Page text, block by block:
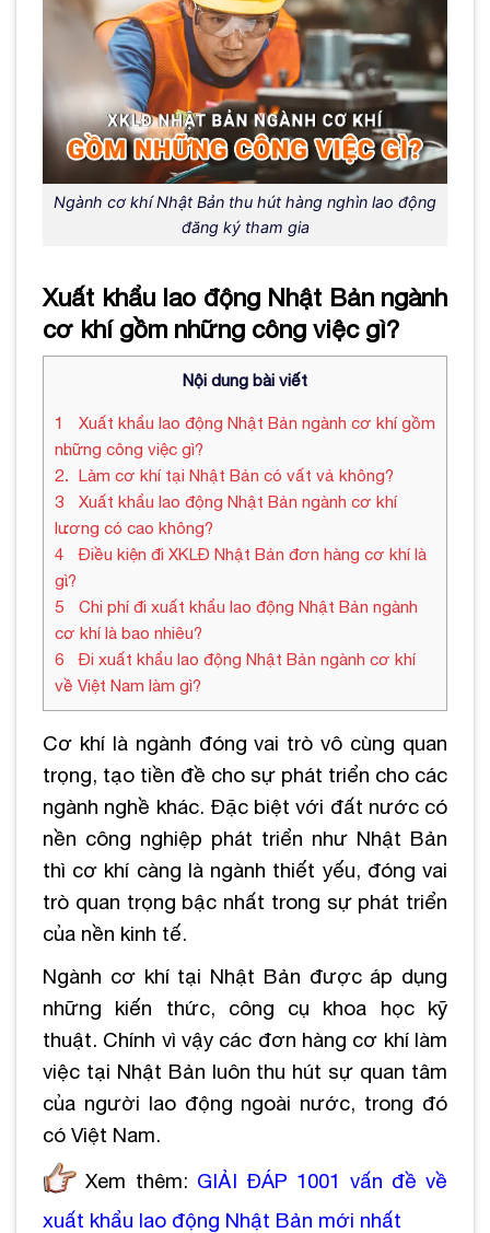
Ngành cơ khí Nhật Bản thu hút hàng nghìn lao động
đăng ký tham gia
Xuất khẩu lao động Nhật Bản ngành
cơ khí gồm những công việc gì?
Nội dung bài viết
1
Xuất khẩu lao động Nhật Bản ngành cơ khí gồm
những công việc gì?
2
Làm cơ khí tại Nhật Bản có vất vả không?
3
Xuất khẩu lao động Nhật Bản ngành cơ khí
lương có cao không?
4
Điều kiện đi XKLĐ Nhật Bản đơn hàng cơ khí là
gì?
5
Chi phí đi xuất khẩu lao động Nhật Bản ngành
cơ khí là bao nhiêu?
6
Đi xuất khẩu lao động Nhật Bản ngành cơ khí
về Việt Nam làm gì?
Cơ khí là ngành đóng vai trò vô cùng quan
trọng, tạo tiền đề cho sự phát triển cho các
ngành nghề khác. Đặc biệt với đất nước có
nền công nghiệp phát triển như Nhật Bản
thì cơ khí càng là ngành thiết yếu, đóng vai
trò quan trọng bậc nhất trong sự phát triển
của nền kinh tế.
Ngành cơ khí tại Nhật Bản được áp dụng
những kiến thức, công cụ khoa học kỹ
thuật. Chính vì vậy các đơn hàng cơ khí làm
việc tại Nhật Bản luôn thu hút sự quan tâm
của người lao động ngoài nước, trong đó
có Việt Nam.
Xem thêm: GIẢI ĐÁP 1001 vấn đề về
xuất khẩu lao động Nhật Bản mới nhất